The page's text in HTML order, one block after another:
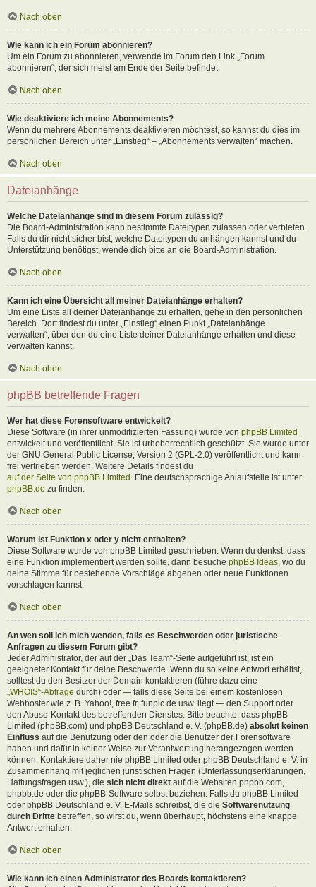
Nach oben
Wie kann ich ein Forum abonnieren?
Um ein Forum zu abonnieren, verwende im Forum den Link „Forum
abonnieren“, der sich meist am Ende der Seite befindet.
Nach oben
Wie deaktiviere ich meine Abonnements?
Wenn du mehrere Abonnements deaktivieren möchtest, so kannst du dies im
persönlichen Bereich unter „Einstieg“ – „Abonnements verwalten“ machen.
Nach oben
Dateianhänge
Welche Dateianhänge sind in diesem Forum zulässig?
Die Board-Administration kann bestimmte Dateitypen zulassen oder verbieten.
Falls du dir nicht sicher bist, welche Dateitypen du anhängen kannst und du
Unterstützung benötigst, wende dich bitte an die Board-Administration.
Nach oben
Kann ich eine Übersicht all meiner Dateianhänge erhalten?
Um eine Liste all deiner Dateianhänge zu erhalten, gehe in den persönlichen
Bereich. Dort findest du unter „Einstieg“ einen Punkt „Dateianhänge
verwalten“, über den du eine Liste deiner Dateianhänge erhalten und diese
verwalten kannst.
Nach oben
phpBB betreffende Fragen
Wer hat diese Forensoftware entwickelt?
Diese Software (in ihrer unmodifizierten Fassung) wurde von phpBB Limited
entwickelt und veröffentlicht. Sie ist urheberrechtlich geschützt. Sie wurde unter
der GNU General Public License, Version 2 (GPL-2.0) veröffentlicht und kann
frei vertrieben werden. Weitere Details findest du
auf der Seite von phpBB Limited . Eine deutschsprachige Anlaufstelle ist unter
phpBB.de zu finden.
Nach oben
Warum ist Funktion x oder y nicht enthalten?
Diese Software wurde von phpBB Limited geschrieben. Wenn du denkst, dass
eine Funktion implementiert werden sollte, dann besuche phpBB Ideas , wo du
deine Stimme für bestehende Vorschläge abgeben oder neue Funktionen
vorschlagen kannst.
Nach oben
An wen soll ich mich wenden, falls es Beschwerden oder juristische
Anfragen zu diesem Forum gibt?
Jeder Administrator, der auf der „Das Team“-Seite aufgeführt ist, ist ein
geeigneter Kontakt für deine Beschwerde. Wenn du so keine Antwort erhältst,
solltest du den Besitzer der Domain kontaktieren (führe dazu eine
„WHOIS“-Abfrage durch) oder — falls diese Seite bei einem kostenlosen
Webhoster wie z. B. Yahoo!, free.fr, funpic.de usw. liegt — den Support oder
den Abuse-Kontakt des betreffenden Dienstes. Bitte beachte, dass phpBB
Limited (phpBB.com) und phpBB Deutschland e. V. (phpBB.de) absolut keinen
Einfluss auf die Benutzung oder den oder die Benutzer der Forensoftware
haben und dafür in keiner Weise zur Verantwortung herangezogen werden
können. Kontaktiere daher nie phpBB Limited oder phpBB Deutschland e. V. in
Zusammenhang mit jeglichen juristischen Fragen (Unterlassungserklärungen,
Haftungsfragen usw.), die sich nicht direkt auf die Websiten phpbb.com,
phpbb.de oder die phpBB-Software selbst beziehen. Falls du phpBB Limited
oder phpBB Deutschland e. V. E-Mails schreibst, die die Softwarenutzung
durch Dritte betreffen, so wirst du, wenn überhaupt, höchstens eine knappe
Antwort erhalten.
Nach oben
Wie kann ich einen Administrator des Boards kontaktieren?